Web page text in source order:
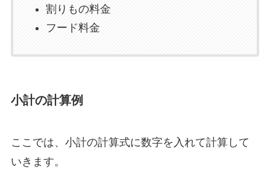
割りもの料金
フード料金
小計の計算例
ここでは、小計の計算式に数字を入れて計算して
いきます。